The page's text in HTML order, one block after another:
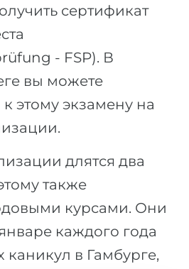
успешно поступают
сертификат
- FSP). В
вы можете
к этому экзамену на
длятся два
также
курсами. Они
каждого года
каникул в Гамбурге,